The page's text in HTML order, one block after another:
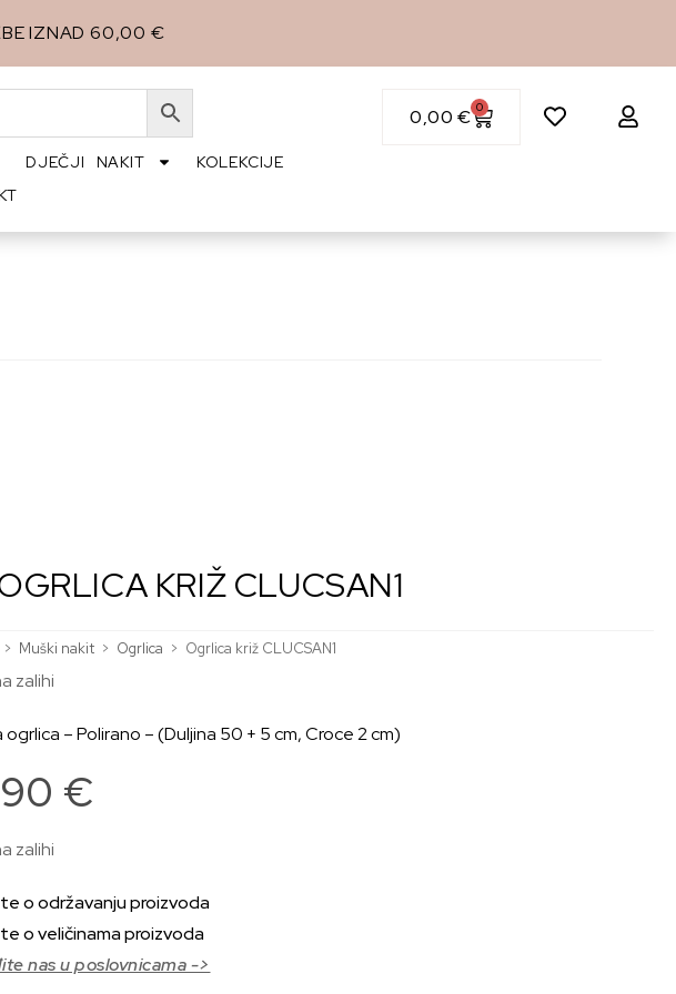
IZNAD 60,00 €
DJEČJI NAKIT
KOLEKCIJE
0,00 € 0
KRIŽ CLUCSAN1
> Muški nakit > Ogrlica > Ogrlica križ CLUCSAN1
zalihi
ogrlica – Polirano – (Duljina 50 + 5 cm, Croce 2 cm)
€
zalihi
o održavanju proizvoda
o veličinama proizvoda
nas u poslovnicama ->